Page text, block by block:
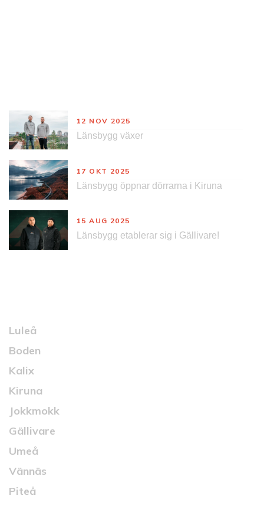
12 NOV 2025
Länsbygg växer
17 OKT 2025
Länsbygg öppnar dörrarna i Kiruna
15 AUG 2025
Länsbygg etablerar sig i Gällivare!
Luleå
Boden
Kalix
Kiruna
Jokkmokk
Gällivare
Umeå
Vännäs
Piteå